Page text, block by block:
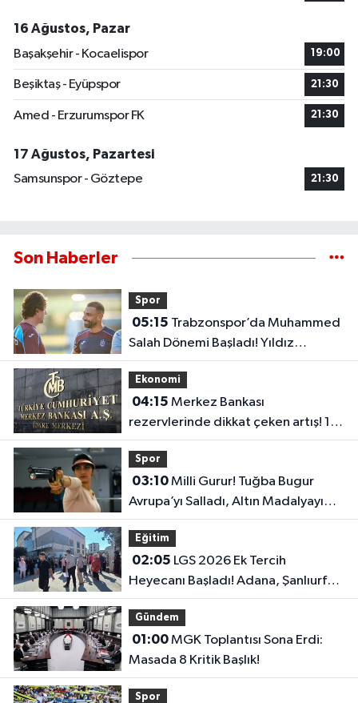
16 Ağustos, Pazar
Başakşehir - Kocaelispor
19:00
Beşiktaş - Eyüpspor 21:30
Amed - Erzurumspor FK 21:30
17 Ağustos, Pazartesi
Samsunspor - Göztepe
21:30
Son Haberler
Spor
05:15
Salah Dönemi Başladı! Yıldız
Futbolcu İlk Antrenmanına Çıktı..
Ekonomi
04:15
rezervlerinde dikkat çeken artış! 1
haftada 1,8 milyar dolar yükseldi..
Spor
03:10Milli Gurur! Tuğba Bugur
Avrupa’yı Salladı, Altın Madalyayı
Türkiye’ye Getirdi..
Eğitim
02:05
Heyecanı Başladı! Adana, Şanlıurfa
ve Gaziantep Lise Taban Puanları..
Gündem
01:00MGK Toplantısı Sona Erdi:
Masada 8 Kritik Başlık!
Spor